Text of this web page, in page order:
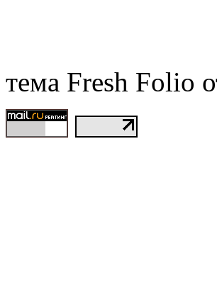
тема Fresh Folio